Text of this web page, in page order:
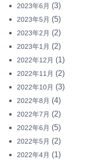
2023年6月 (3)
2023年5月 (5)
2023年2月 (2)
2023年1月 (2)
2022年12月 (1)
2022年11月 (2)
2022年10月 (3)
2022年8月 (4)
2022年7月 (2)
2022年6月 (5)
2022年5月 (2)
2022年4月 (1)